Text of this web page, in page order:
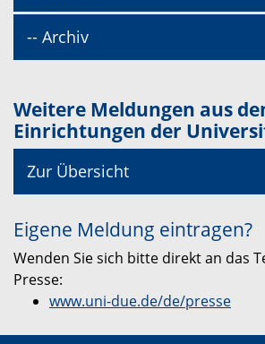
-- Archiv
Weitere Meldungen aus
Einrichtungen der
Zur Übersicht
Eigene Meldung eintragen?
Wenden Sie sich bitte direkt an das
Presse:
www.uni-due.de/de/presse